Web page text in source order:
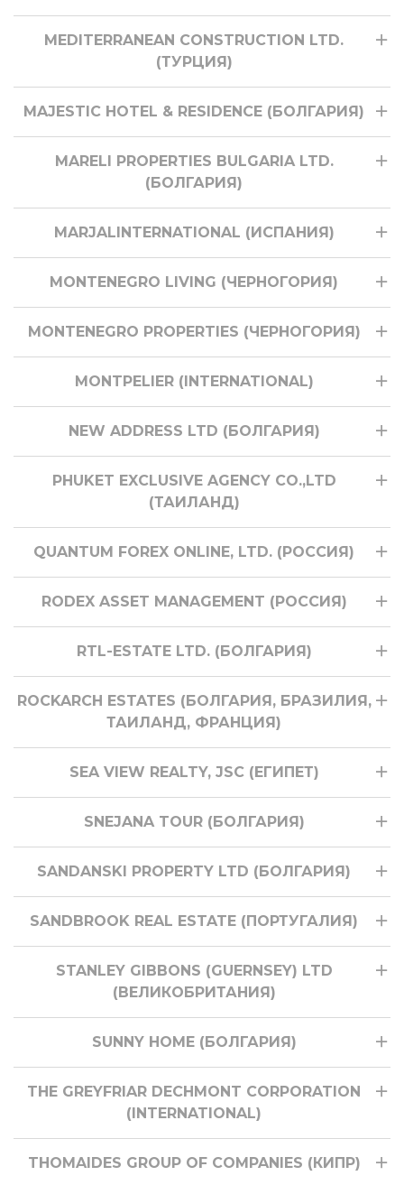
MEDITERRANEAN CONSTRUCTION LTD.
(ТУРЦИЯ)
MAJESTIC HOTEL & RESIDENCE (БОЛГАРИЯ)
MARELI PROPERTIES BULGARIA LTD.
(БОЛГАРИЯ)
MARJALINTERNATIONAL (ИСПАНИЯ)
MONTENEGRO LIVING (ЧЕРНОГОРИЯ)
MONTENEGRO PROPERTIES (ЧЕРНОГОРИЯ)
MONTPELIER (INTERNATIONAL)
NEW ADDRESS LTD (БОЛГАРИЯ)
PHUKET EXCLUSIVE AGENCY CO.,LTD
(ТАИЛАНД)
QUANTUM FOREX ONLINE, LTD. (РОССИЯ)
RODEX ASSET MANAGEMENT (РОССИЯ)
RTL-ESTATE LTD. (БОЛГАРИЯ)
ROCKARCH ESTATES (БОЛГАРИЯ, БРАЗИЛИЯ,
ТАИЛАНД, ФРАНЦИЯ)
SEA VIEW REALTY, JSC (ЕГИПЕТ)
SNEJANA TOUR (БОЛГАРИЯ)
SANDANSKI PROPERTY LTD (БОЛГАРИЯ)
SANDBROOK REAL ESTATE (ПОРТУГАЛИЯ)
STANLEY GIBBONS (GUERNSEY) LTD
(ВЕЛИКОБРИТАНИЯ)
SUNNY HOME (БОЛГАРИЯ)
THE GREYFRIAR DECHMONT CORPORATION
(INTERNATIONAL)
THOMAIDES GROUP OF COMPANIES (КИПР)